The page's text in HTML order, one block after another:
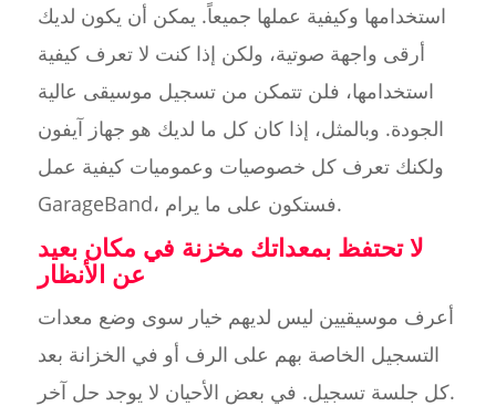
استخدامها وكيفية عملها جميعاً. يمكن أن يكون لديك
أرقى واجهة صوتية، ولكن إذا كنت لا تعرف كيفية
استخدامها، فلن تتمكن من تسجيل موسيقى عالية
الجودة. وبالمثل، إذا كان كل ما لديك هو جهاز آيفون
ولكنك تعرف كل خصوصيات وعموميات كيفية عمل
GarageBand، فستكون على ما يرام.
لا تحتفظ بمعداتك مخزنة في مكان بعيد
عن الأنظار
أعرف موسيقيين ليس لديهم خيار سوى وضع معدات
التسجيل الخاصة بهم على الرف أو في الخزانة بعد
كل جلسة تسجيل. في بعض الأحيان لا يوجد حل آخر.